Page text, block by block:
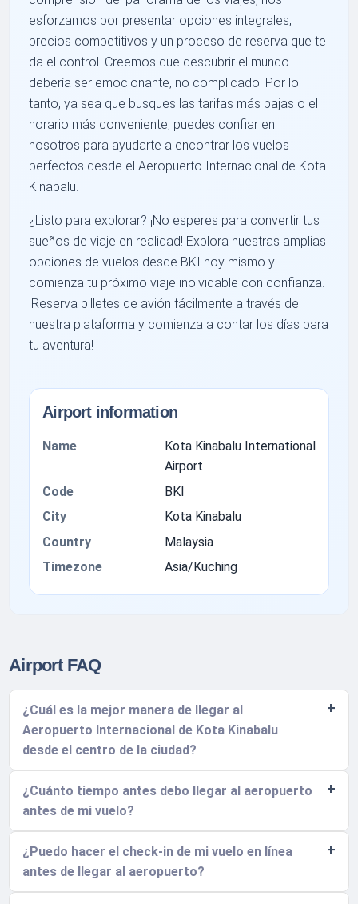
esforzamos por presentar opciones integrales,
precios competitivos y un proceso de reserva que te
da el control. Creemos que descubrir el mundo
debería ser emocionante, no complicado. Por lo
tanto, ya sea que busques las tarifas más bajas o el
horario más conveniente, puedes confiar en
nosotros para ayudarte a encontrar los vuelos
perfectos desde el Aeropuerto Internacional de Kota
Kinabalu.
¿Listo para explorar? ¡No esperes para convertir tus
sueños de viaje en realidad! Explora nuestras amplias
opciones de vuelos desde BKI hoy mismo y
comienza tu próximo viaje inolvidable con confianza.
¡Reserva billetes de avión fácilmente a través de
nuestra plataforma y comienza a contar los días para
tu aventura!
Airport information
Name
Kota Kinabalu International
Airport
Code
BKI
City
Kota Kinabalu
Country
Malaysia
Timezone
Asia/Kuching
Airport FAQ
¿Cuál es la mejor manera de llegar al
Aeropuerto Internacional de Kota Kinabalu
desde el centro de la ciudad?
¿Cuánto tiempo antes debo llegar al aeropuerto
antes de mi vuelo?
¿Puedo hacer el check-in de mi vuelo en línea
antes de llegar al aeropuerto?